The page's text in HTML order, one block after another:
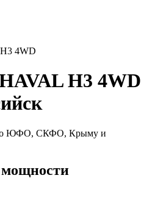
4WD
H3 4WD
ЮФО, СКФО, Крыму и
мощности